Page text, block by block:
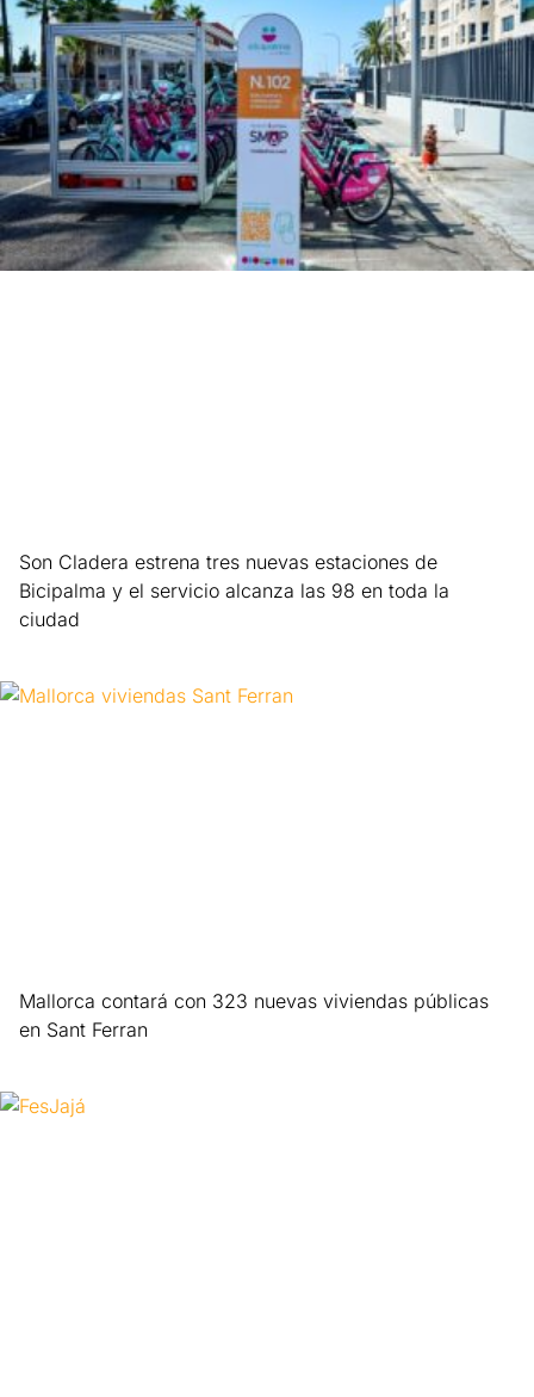
Son Cladera estrena tres nuevas estaciones de
Bicipalma y el servicio alcanza las 98 en toda la
ciudad
Mallorca contará con 323 nuevas viviendas públicas
en Sant Ferran